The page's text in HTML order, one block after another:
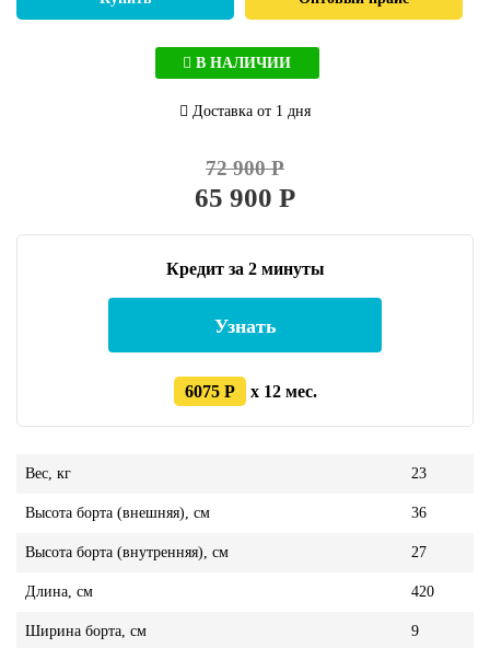
В НАЛИЧИИ
Доставка от 1 дня
72 900 Р
65 900 Р
Кредит за 2 минуты
Узнать
6075 Р x 12 мес.
Вес, кг 23
Высота борта (внешняя), см 36
Высота борта (внутренняя), см 27
Длина, см 420
Ширина борта, см 9